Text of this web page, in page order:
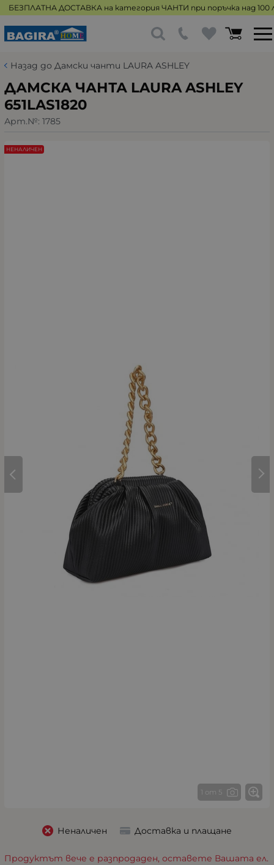
БЕЗПЛАТНА ДОСТАВКА на категория ЧАНТИ при поръчка над 100
Назад до Дамски чанти LAURA ASHLEY
ДАМСКА ЧАНТА LAURA ASHLEY
651LAS1820
Арт.№: 1785
1 от 5
НЕНАЛИЧЕН
Неналичен Доставка и плащане
Продуктът вече е разпродаден, оставете Вашата ел.